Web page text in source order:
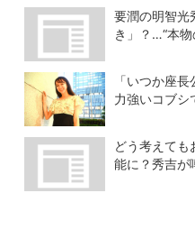
要潤の明智光
き」？…“本
「いつか座
力強いコブシ
どう考えても
能に？秀吉が